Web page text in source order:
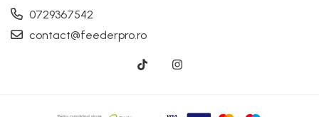
0729367542
contact@feederpro.ro